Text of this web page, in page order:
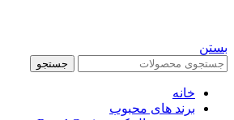
بستن
جستجو
خانه
برند های محبوب